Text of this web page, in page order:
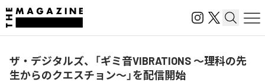
ザ・デジタルズ、「ギミ音VIBRATIONS ～理科の先
生からのクエスチョン～」を配信開始